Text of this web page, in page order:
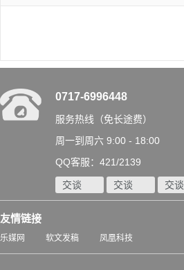
0717-6996448
服务热线（免长途费）
周一到周六 9:00 - 18:00
QQ客服：421/2139
交谈 交谈 交谈
友情链接
乐媒网 软文发稿 凤凰科技